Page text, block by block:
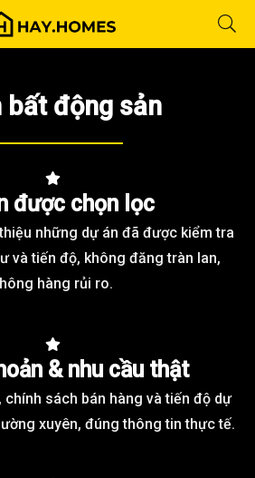
bất động sản
được chọn lọc
những dự án đã được kiểm tra
và tiến độ, không đăng tràn lan,
hàng rủi ro.
& nhu cầu thật
chính sách bán hàng và tiến độ dự
xuyên, đúng thông tin thực tế.